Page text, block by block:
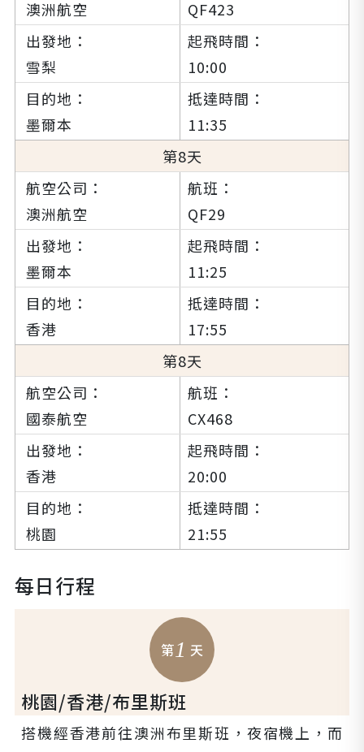
澳洲航空 QF423
雪梨 10:00
墨爾本
11:35
8
澳洲航空 QF29
墨爾本 11:25
香港
17:55
8
國泰航空 CX468
香港 20:00
桃園 21:55
每日行程
第1 天
桃園/香港/布里斯班
搭機經香港前往澳洲布里斯班，夜宿機上，而